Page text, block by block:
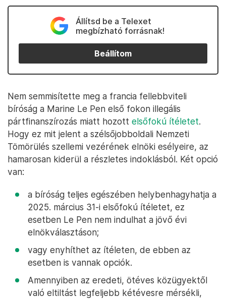
Állítsd be a Telexet
megbízható forrásnak!
Beállítom
Nem semmisítette meg a francia fellebbviteli
bíróság a Marine Le Pen első fokon illegális
pártfinanszírozás miatt hozott elsőfokú ítéletet.
Hogy ez mit jelent a szélsőjobboldali Nemzeti
Tömörülés szellemi vezérének elnöki esélyeire, az
hamarosan kiderül a részletes indoklásból. Két opció
van:
a bíróság teljes egészében helybenhagyhatja a
2025. március 31-i elsőfokú ítéletet, ez
esetben Le Pen nem indulhat a jövő évi
elnökválasztáson;
vagy enyhíthet az ítéleten, de ebben az
esetben is vannak opciók.
Amennyiben az eredeti, ötéves közügyektől
való eltiltást legfeljebb kétévesre mérsékli,